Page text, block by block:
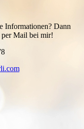
Informationen? Dann
per Mail bei mir!